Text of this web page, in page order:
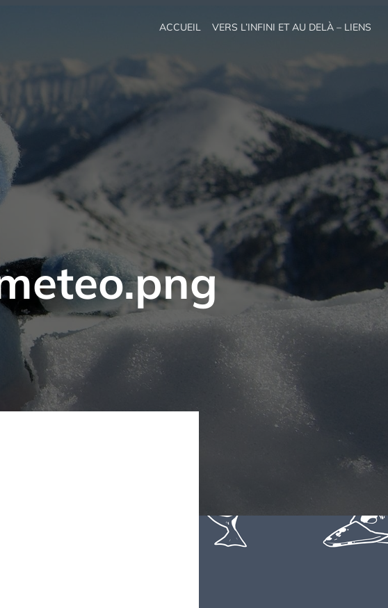
ACCUEIL VERS L’INFINI ET AU DELÀ – LIENS